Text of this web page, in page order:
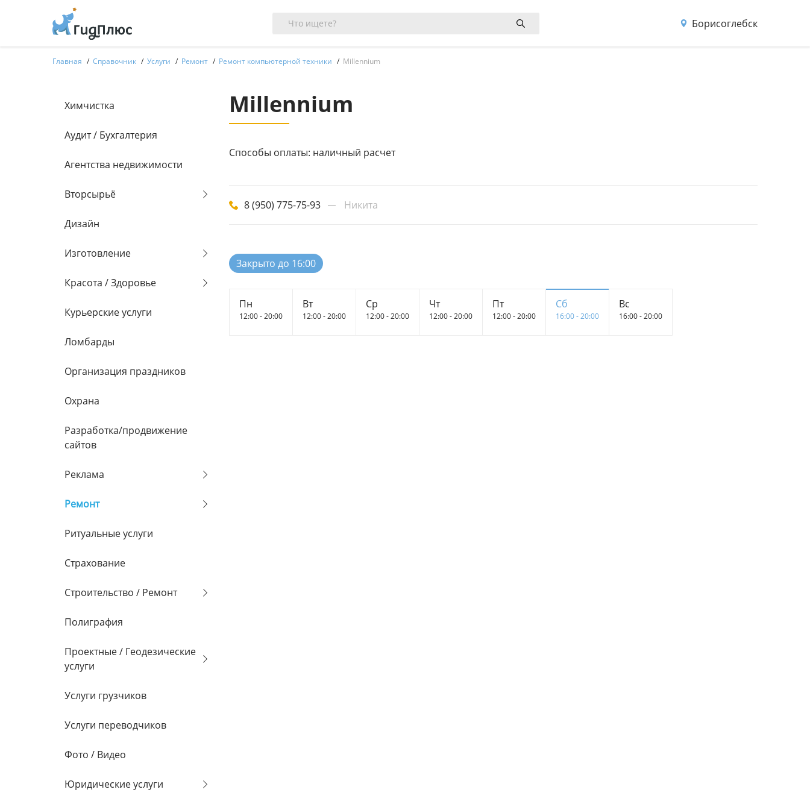
Борисоглебск
Главная Справочник Услуги Ремонт Ремонт компьютерной техники Millennium
Химчистка
Аудит / Бухгалтерия
Агентства недвижимости
Вторсырьё
Дизайн
Изготовление
Красота / Здоровье
Курьерские услуги
Ломбарды
Организация праздников
Охрана
Разработка/продвижение
сайтов
Реклама
Ремонт
Ритуальные услуги
Страхование
Строительство / Ремонт
Полиграфия
Проектные / Геодезические
услуги
Услуги грузчиков
Услуги переводчиков
Фото / Видео
Юридические услуги
Millennium
Способы оплаты: наличный расчет
8 (950) 775-75-93 Никита
Закрыто до 16:00
Пн
12:00 - 20:00
Вт
12:00 - 20:00
Ср
12:00 - 20:00
Чт
12:00 - 20:00
Пт
12:00 - 20:00
Сб
16:00 - 20:00
Вс
16:00 - 20:00